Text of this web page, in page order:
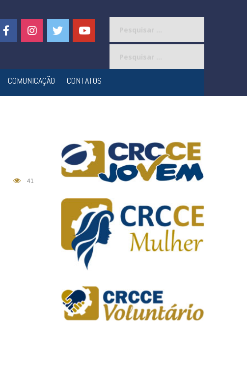
COMUNICAÇÃO CONTATOS
41